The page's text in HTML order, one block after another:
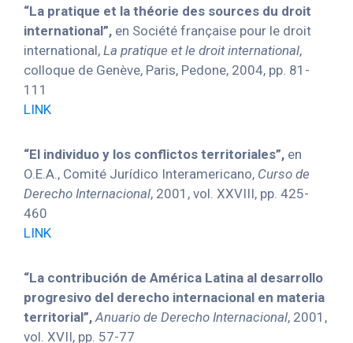
“La pratique et la théorie des sources du droit
international”, en Société française pour le droit
international, La pratique et le droit international,
colloque de Genève, Paris, Pedone, 2004, pp. 81-
111
LINK
“El individuo y los conflictos territoriales”, en
O.E.A., Comité Jurídico Interamericano, Curso de
Derecho Internacional, 2001, vol. XXVIII, pp. 425-
460
LINK
“La contribución de América Latina al desarrollo
progresivo del derecho internacional en materia
territorial”,Anuario de Derecho Internacional, 2001,
vol. XVII, pp. 57-77